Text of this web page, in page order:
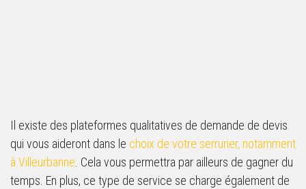
Il existe des plateformes qualitatives de demande de devis
qui vous aideront dans le choix de votre serrurier, notamment
à Villeurbanne . Cela vous permettra par ailleurs de gagner du
temps. En plus, ce type de service se charge également de